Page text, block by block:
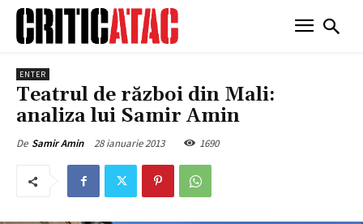
ENTER
Teatrul de război din Mali:
analiza lui Samir Amin
De Samir Amin 28 ianuarie 2013 1690